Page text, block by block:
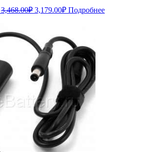
3,468.00₽ Первоначальная
3,468.00₽.
3,179.00₽Текущая
Подробнее